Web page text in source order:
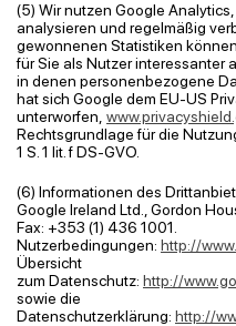
(5) Wir nutzen Google
analysieren und regelmäßig
gewonnenen Statistiken
für Sie als Nutzer interessanter
in denen personenbezogene
hat sich Google dem EU-US
unterworfen,
Rechtsgrundlage für die
1 S. 1 lit . f DS-GVO.
(6) Informationen des
Google Ireland Ltd., Gordon
Fax: +353 (1) 436 1001.
Nutzerbedingungen: http://
Übersicht
zum Datenschutz: http://
sowie die
Datenschutzerklärung: http://